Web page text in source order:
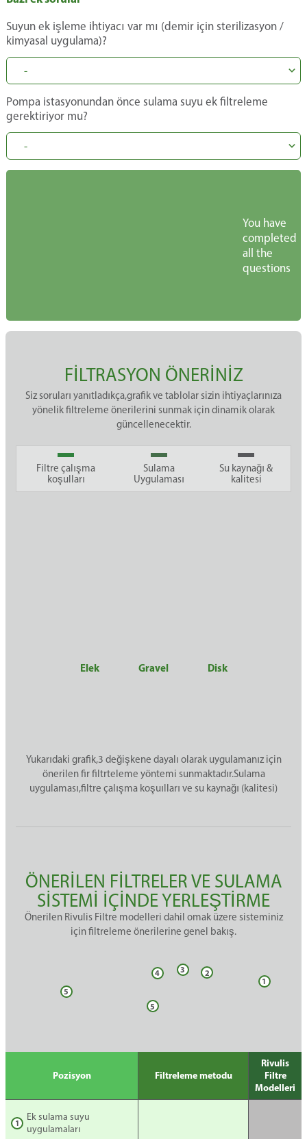
Suyun ek işleme ihtiyacı var mı (demir için sterilizasyon /
kimyasal uygulama)?
Pompa istasyonundan önce sulama suyu ek filtreleme
gerektiriyor mu?
You have
completed
all the
questions
FİLTRASYON ÖNERİNİZ
Siz soruları yanıtladıkça,grafik ve tablolar sizin ihtiyaçlarınıza
yönelik filtreleme önerilerini sunmak için dinamik olarak
güncellenecektir.
Filtre çalışma
koşulları
Sulama
Uygulaması
Su kaynağı &
kalitesi
Elek Gravel Disk
Yukarıdaki grafik,3 değişkene dayalı olarak uygulamanız için
önerilen fir filtrteleme yöntemi sunmaktadır.Sulama
uygulaması,filtre çalışma koşuılları ve su kaynağı (kalitesi)
ÖNERİLEN FİLTRELER VE SULAMA
SİSTEMİ İÇİNDE YERLEŞTİRME
Önerilen Rivulis Filtre modelleri dahil omak üzere sisteminiz
için filtreleme önerilerine genel bakış.
1
2
3
4
5
5
Pozisyon Filtreleme metodu
Rivulis
Filtre
Modelleri
1
Ek sulama suyu
uygulamaları